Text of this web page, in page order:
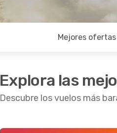
Mejores ofertas
Explora las
Descubre los vuelos más